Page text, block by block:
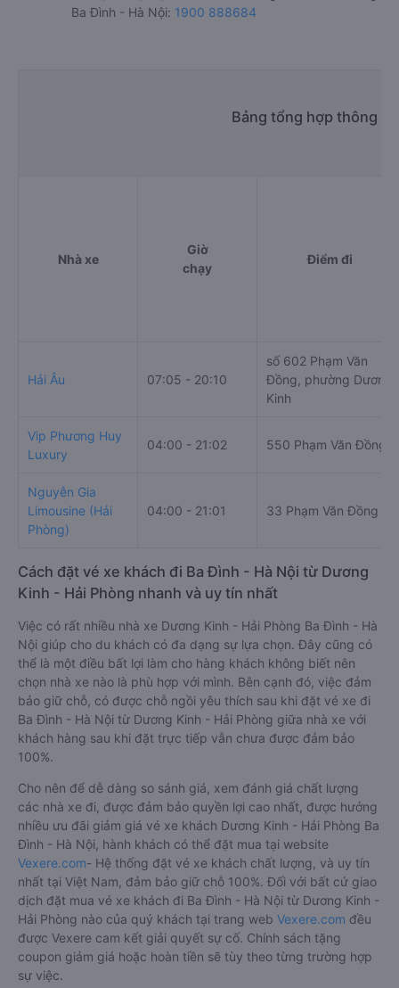
Hải Phòng đi Ba Đình - Hà Nội Nguyễn Gia Limousine (Hải
Số điện thoại đặt mua vé xe Dương Kinh - Hải Phòng
1900 888684
Bảng tổng hợp thông
Nhà xe
Giờ
Điểm đi
Hải Âu 07:05 - 20:10
số 602 Phạm Văn
Đồng, phường Dương
Kinh
Vip Phương Huy
Luxury
04:00 - 21:02 550 Phạm Văn Đồng
Nguyễn Gia
Phòng)
Cách đặt vé xe khách đi Ba Đình - Hà Nội từ Dương
Kinh - Hải Phòng nhanh và uy tín nhất
Việc có rất nhiều nhà xe Dương Kinh - Hải Phòng Ba Đình - Hà
Nội giúp cho du khách có đa dạng sự lựa chọn. Đây cũng có
thể là một điều bất lợi làm cho hàng khách không biết nên
chọn nhà xe nào là phù hợp với mình. Bên cạnh đó, việc đảm
bảo giữ chỗ, có được chỗ ngồi yêu thích sau khi đặt vé xe đi
Ba Đình - Hà Nội từ Dương Kinh - Hải Phòng giữa nhà xe với